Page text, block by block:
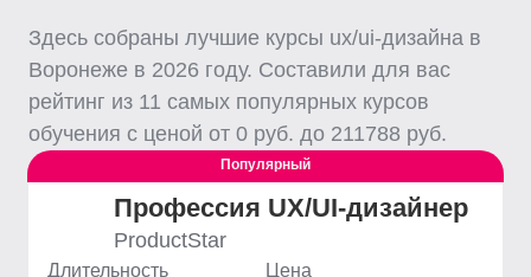
Здесь собраны лучшие курсы ux/ui-дизайна в
Воронеже в 2026 году. Составили для вас
рейтинг из 11 самых популярных курсов
обучения с ценой от 0 руб. до 211788 руб.
Популярный
Профессия UX/UI-дизайнер
ProductStar
Длительность
Цена